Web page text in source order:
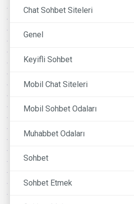
Chat Sohbet Siteleri
Genel
Keyifli Sohbet
Mobil Chat Siteleri
Mobil Sohbet Odaları
Muhabbet Odaları
Sohbet
Sohbet Etmek